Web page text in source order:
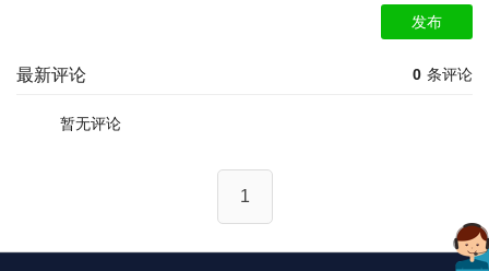
发布
0 条评论
最新评论
暂无评论
1